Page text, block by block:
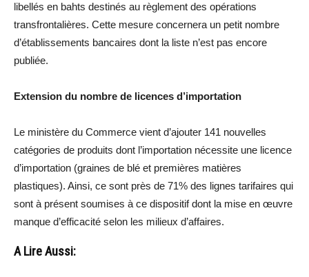
libellés en bahts destinés au règlement des opérations
transfrontalières. Cette mesure concernera un petit nombre
d’établissements bancaires dont la liste n’est pas encore
publiée.
Extension du nombre de licences d’importation
Le ministère du Commerce vient d’ajouter 141 nouvelles
catégories de produits dont l’importation nécessite une licence
d’importation (graines de blé et premières matières
plastiques). Ainsi, ce sont près de 71% des lignes tarifaires qui
sont à présent soumises à ce dispositif dont la mise en œuvre
manque d’efficacité selon les milieux d’affaires.
A Lire Aussi: